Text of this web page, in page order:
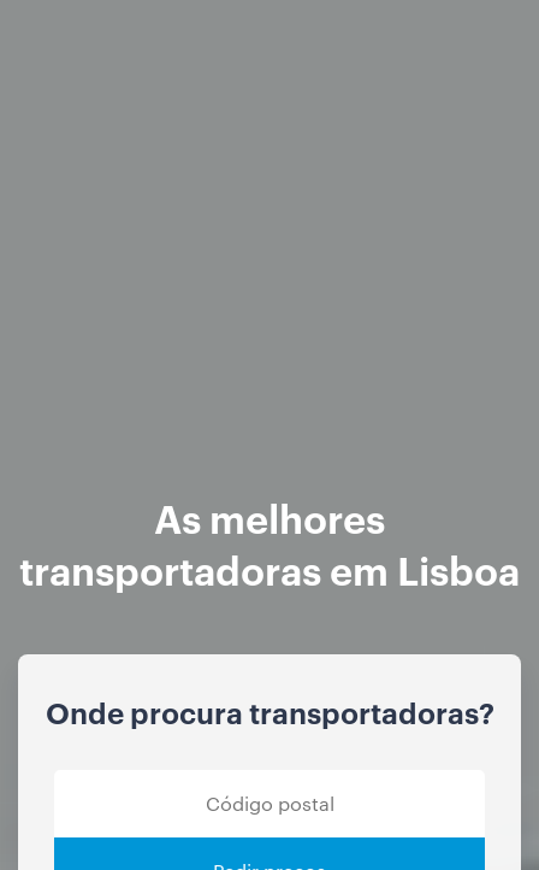
As melhores
transportadoras em Lisboa
Onde procura transportadoras?